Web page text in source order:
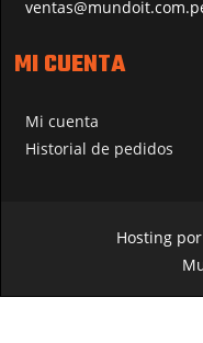
MI CUENTA
Mi cuenta
Historial de pedidos
Hosting por